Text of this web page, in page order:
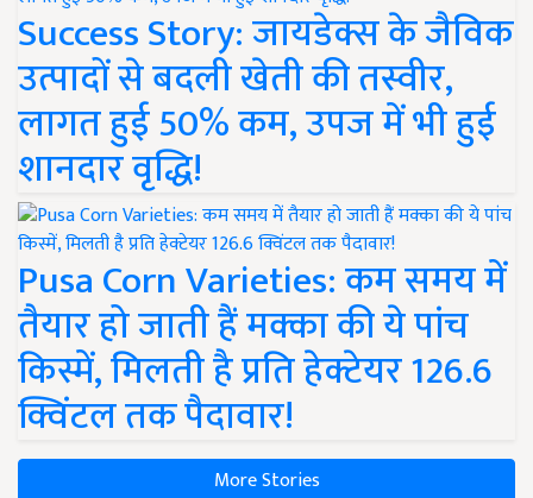
Success Story: जायडेक्स के जैविक
उत्पादों से बदली खेती की तस्वीर,
लागत हुई 50% कम, उपज में भी हुई
शानदार वृद्धि!
Pusa Corn Varieties: कम समय में
तैयार हो जाती हैं मक्का की ये पांच
किस्में, मिलती है प्रति हेक्टेयर 126.6
क्विंटल तक पैदावार!
More Stories